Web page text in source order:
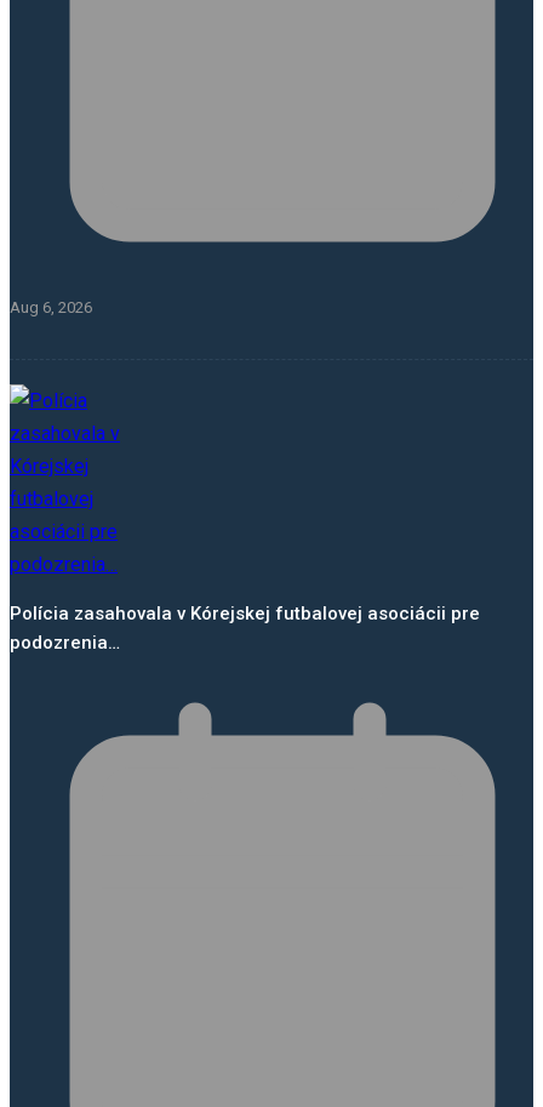
Aug 6, 2026
Polícia zasahovala v Kórejskej futbalovej asociácii pre
podozrenia…